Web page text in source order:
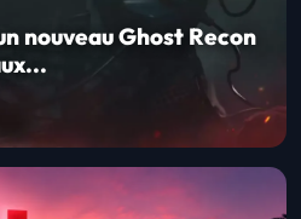
nouveau Ghost Recon